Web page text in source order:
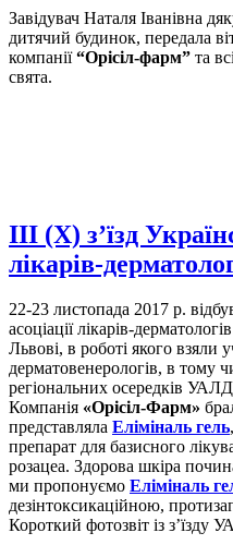
Завідувач Наталя Іванівна
дитячий будинок, передала
компанії“Орісіл-фарм” та
свята.
ІІІ (Х) з’їзд
лікарів-
22-23 листопада 2017 р.
асоціації лікарів-
Львові, в роботі якого взяли
дерматовенерологів, в тому
регіональних осередків
Компанія «Орісіл-Фарм»
представляла Еліміналь гель
препарат для базисного
розацеа. Здорова шкіра
ми пропонуємо Еліміналь
дезінтоксикаційною,
Короткий фотозвіт із з’їзду